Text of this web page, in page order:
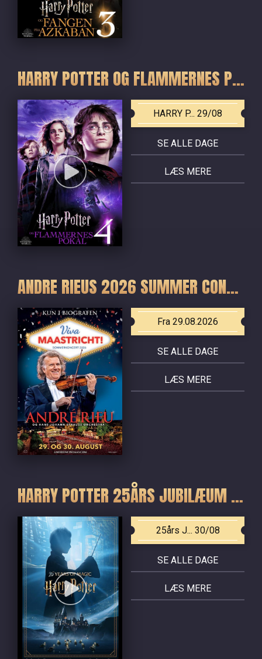
HARRY POTTER OG FLAMMERNES POKAL
HARRY P... 29/08
SE ALLE DAGE
LÆS MERE
ANDRE RIEUS 2026 SUMMER CONCERT: VIVA MAASTRICHT!
Fra 29.08.2026
SE ALLE DAGE
LÆS MERE
HARRY POTTER 25ÅRS JUBILÆUM - DE FIRE SIDSTE FILM
25års J... 30/08
SE ALLE DAGE
LÆS MERE